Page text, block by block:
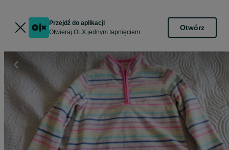
Przejdź do aplikacji
Otwieraj OLX jednym tapnięciem
Otwórz